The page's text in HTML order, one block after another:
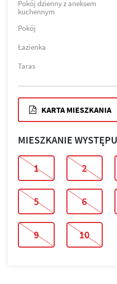
Pokój dzienny z aneksem
kuchennym
Pokój
Łazienka
Taras
KARTA MIESZKANIA
MIESZKANIE
1 2
5 6
9 10